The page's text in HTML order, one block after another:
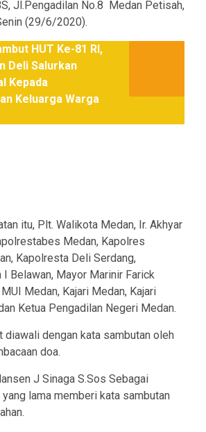
Jl.Pengadilan No.8 Medan Petisah,
(29/6/2020).
HUT Ke-81 RI,
Deli Salurkan
Kepada
Keluarga Warga
itu, Plt. Walikota Medan, Ir. Akhyar
Medan, Kapolres
Kapolresta Deli Serdang,
I Belawan, Mayor Marinir Farick
Medan, Kajari Medan, Kajari
Ketua Pengadilan Negeri Medan.
diawali dengan kata sambutan oleh
doa.
J Sinaga S.Sos Sebagai
lama memberi kata sambutan